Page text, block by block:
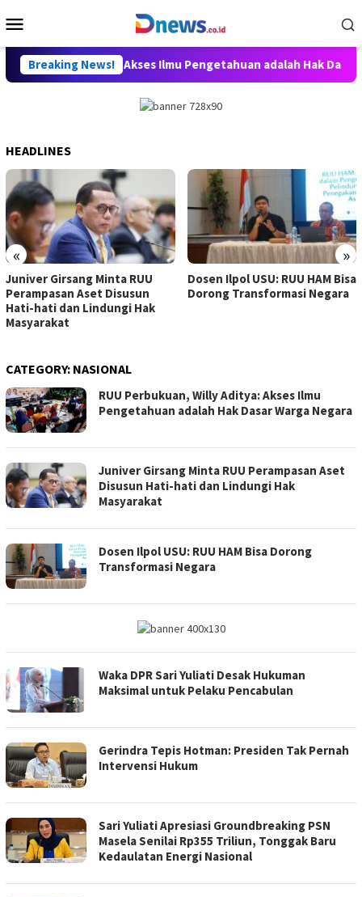
to
Menu
Breaking News!
Willy Aditya: Akses Ilmu Pengetahuan adalah Hak Dasar Warga
HEADLINES
« »
Juniver Girsang Minta RUU
Perampasan Aset Disusun
Hati-hati dan Lindungi Hak
Masyarakat
Dosen Ilpol USU: RUU HAM Bisa
Dorong Transformasi Negara
CATEGORY: NASIONAL
RUU Perbukuan, Willy Aditya: Akses Ilmu
Pengetahuan adalah Hak Dasar Warga Negara
Juniver Girsang Minta RUU Perampasan Aset
Disusun Hati-hati dan Lindungi Hak
Masyarakat
Dosen Ilpol USU: RUU HAM Bisa Dorong
Transformasi Negara
Waka DPR Sari Yuliati Desak Hukuman
Maksimal untuk Pelaku Pencabulan
Gerindra Tepis Hotman: Presiden Tak Pernah
Intervensi Hukum
Sari Yuliati Apresiasi Groundbreaking PSN
Masela Senilai Rp355 Triliun, Tonggak Baru
Kedaulatan Energi Nasional